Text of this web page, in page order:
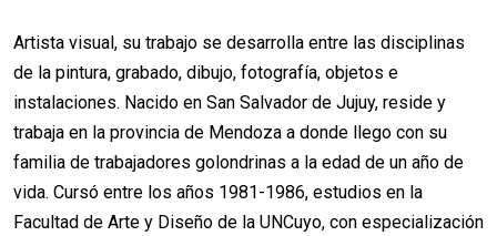
Artista visual, su trabajo se desarrolla entre las disciplinas
de la pintura, grabado, dibujo, fotografía, objetos e
instalaciones. Nacido en San Salvador de Jujuy, reside y
trabaja en la provincia de Mendoza a donde llego con su
familia de trabajadores golondrinas a la edad de un año de
vida. Cursó entre los años 1981-1986, estudios en la
Facultad de Arte y Diseño de la UNCuyo, con especialización